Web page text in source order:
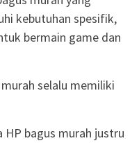
kebutuhan spesifik,
bermain game dan
selalu memiliki
bagus murah justru